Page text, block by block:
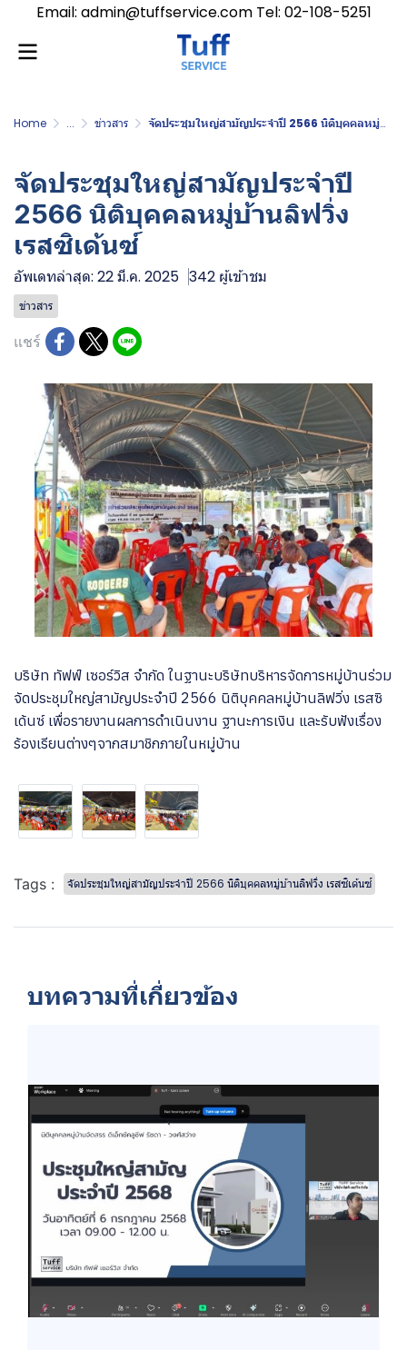
Email: admin@tuffservice.com Tel: 02-108-5251
Home ... ข่าวสาร จัดประชุมใหญ่สามัญประจำปี 2566 นิติบุคคลหมู่บ้านลิฟวิ่ง เรสซิเด้นซ์
จัดประชุมใหญ่สามัญประจำปี
2566 นิติบุคคลหมู่บ้านลิฟวิ่ง
เรสซิเด้นซ์
อัพเดทล่าสุด: 22 มี.ค. 2025 342 ผู้เข้าชม
ข่าวสาร
แชร์
บริษัท ทัฟฟ์ เซอร์วิส จำกัด ในฐานะบริษัทบริหารจัดการหมู่บ้านร่วม
จัดประชุมใหญ่สามัญประจำปี 2566 นิติบุคคลหมู่บ้านลิฟวิ่ง เรสซิ
เด้นซ์ เพื่อรายงานผลการดำเนินงาน ฐานะการเงิน และรับฟังเรื่อง
ร้องเรียนต่างๆจากสมาชิกภายในหมู่บ้าน
Tags : จัดประชุมใหญ่สามัญประจำปี 2566 นิติบุคคลหมู่บ้านลิฟวิ่ง เรสซิเด้นซ์
บทความที่เกี่ยวข้อง